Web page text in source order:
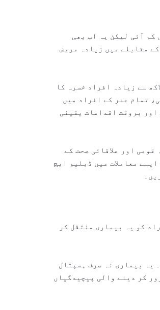
کم آئی لیکن یہ اب بھی
2000 کے بعد بیشتر برسوں کے مقابلے میں زیادہ ہے۔ بعض ممالک میں 2024 کے مقابلے میں زیادہ مریض
سے زیادہ افراد خسرہ کا
شرح 95 فیصد تک نہیں پہنچتی، تمام عمر کے افراد میں
بروقت اقدامات یقینی
قومی اور علاقائی صحت کے
معاملات میں ڈبلیو ایچ
متعدی وائرس ہے جس سے متاثرہ فرد 18 ایسے افراد کو یہ بیماری منتقل کر
سے پھیلتا ہے۔ یہ بیماری نہ صرف ہسپتال
کر دینے والی پیچیدگیاں